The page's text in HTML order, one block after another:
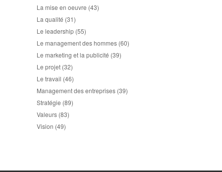
La mise en oeuvre (43)
La qualité (31)
Le leadership (55)
Le management des hommes (60)
Le marketing et la publicité (39)
Le projet (32)
Le travail (46)
Management des entreprises (39)
Stratégie (89)
Valeurs (83)
Vision (49)